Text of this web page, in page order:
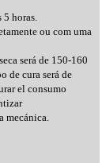
5 horas.
ou com uma
será de 150-160
de cura será de
el consumo
mecánica.